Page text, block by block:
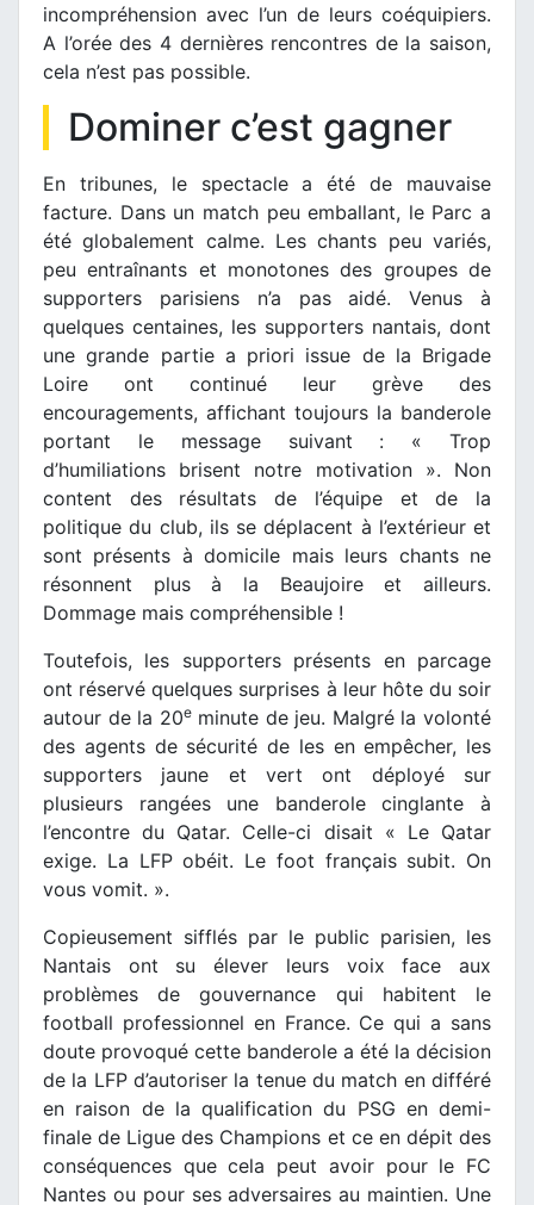
incompréhension avec l’un de leurs coéquipiers.
A l’orée des 4 dernières rencontres de la saison,
cela n’est pas possible.
Dominer c’est gagner
En tribunes, le spectacle a été de mauvaise
facture. Dans un match peu emballant, le Parc a
été globalement calme. Les chants peu variés,
peu entraînants et monotones des groupes de
supporters parisiens n’a pas aidé. Venus à
quelques centaines, les supporters nantais, dont
une grande partie a priori issue de la Brigade
Loire ont continué leur grève des
encouragements, affichant toujours la banderole
portant le message suivant : « Trop
d’humiliations brisent notre motivation ». Non
content des résultats de l’équipe et de la
politique du club, ils se déplacent à l’extérieur et
sont présents à domicile mais leurs chants ne
résonnent plus à la Beaujoire et ailleurs.
Dommage mais compréhensible !
Toutefois, les supporters présents en parcage
ont réservé quelques surprises à leur hôte du soir
autour de la 20eminute de jeu. Malgré la volonté
des agents de sécurité de les en empêcher, les
supporters jaune et vert ont déployé sur
plusieurs rangées une banderole cinglante à
l’encontre du Qatar. Celle-ci disait « Le Qatar
exige. La LFP obéit. Le foot français subit. On
vous vomit. ».
Copieusement sifflés par le public parisien, les
Nantais ont su élever leurs voix face aux
problèmes de gouvernance qui habitent le
football professionnel en France. Ce qui a sans
doute provoqué cette banderole a été la décision
de la LFP d’autoriser la tenue du match en différé
en raison de la qualification du PSG en demi-
finale de Ligue des Champions et ce en dépit des
conséquences que cela peut avoir pour le FC
Nantes ou pour ses adversaires au maintien. Une